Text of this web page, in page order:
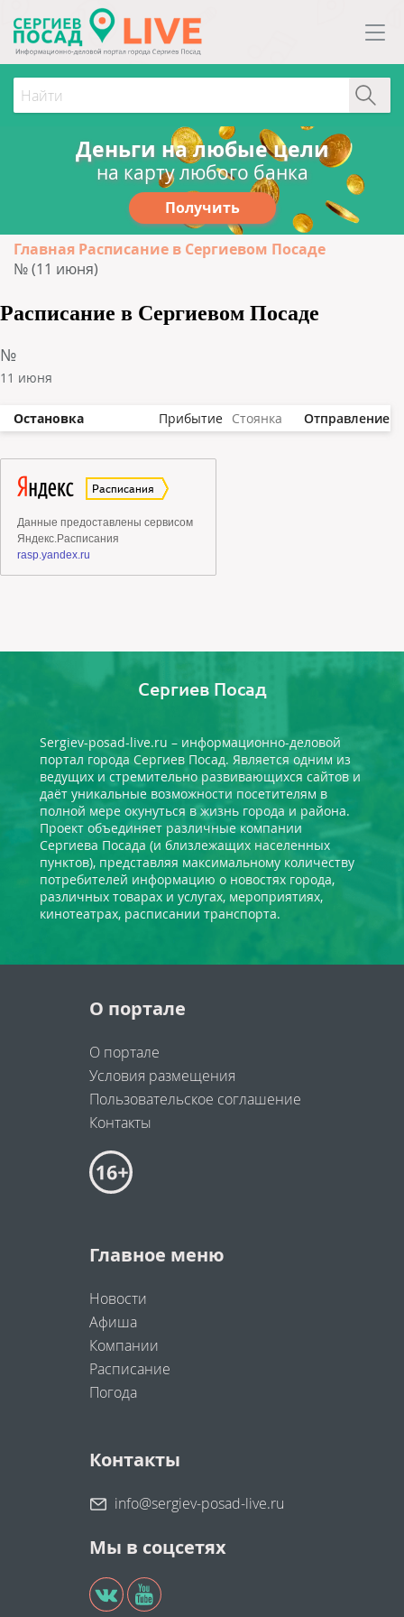
Деньги на любые цели
на карту любого банка
Получить
Главная Расписание в Сергиевом Посаде
№ (11 июня)
Расписание в Сергиевом Посаде
№
11 июня
Остановка Прибытие Стоянка Отправление
Сергиев Посад
Sergiev-posad-live.ru – информационно-деловой
портал города Сергиев Посад. Является одним из
ведущих и стремительно развивающихся сайтов и
даёт уникальные возможности посетителям в
полной мере окунуться в жизнь города и района.
Проект объединяет различные компании
Сергиева Посада (и близлежащих населенных
пунктов), представляя максимальному количеству
потребителей информацию о новостях города,
различных товарах и услугах, мероприятиях,
кинотеатрах, расписании транспорта.
О портале
О портале
Условия размещения
Пользовательское соглашение
Контакты
Главное меню
Новости
Афиша
Компании
Расписание
Погода
Контакты
info@sergiev-posad-live.ru
Мы в соцсетях